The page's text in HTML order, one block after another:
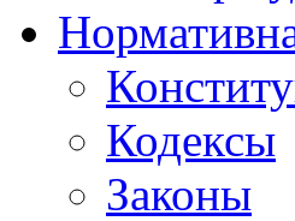
Кодексы
Законы